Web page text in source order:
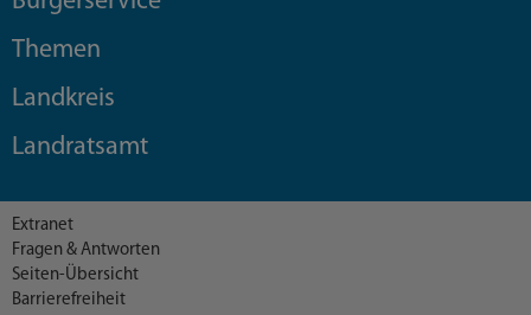
Themen
Landkreis
Landratsamt
Extranet
Fragen & Antworten
Seiten-Übersicht
Barrierefreiheit